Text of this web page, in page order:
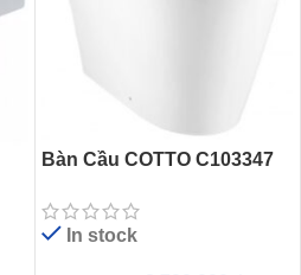
Bàn Cầu COTTO C103347
In stock